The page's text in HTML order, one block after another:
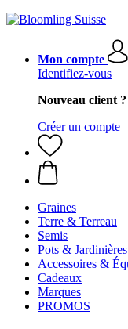
Mon compte
Identifiez-vous
Nouveau client ?
Créer un compte
Graines
Terre & Terreau
Semis
Pots & Jardinières
Accessoires &
Cadeaux
Marques
PROMOS